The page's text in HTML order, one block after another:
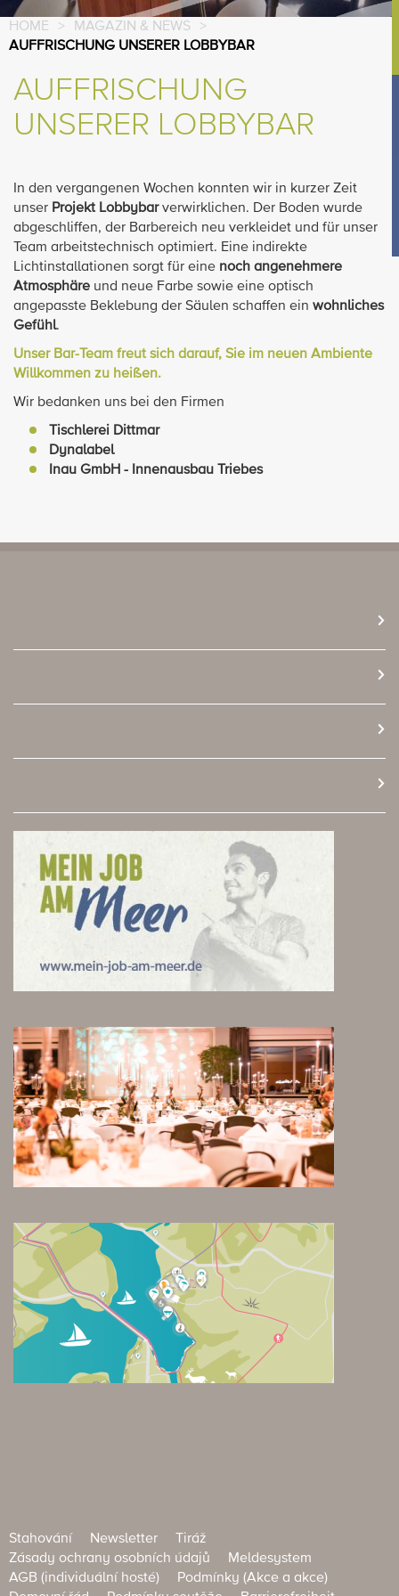
HOME > MAGAZIN & NEWS
>
AUFFRISCHUNG UNSERER LOBBYBAR
AUFFRISCHUNG
UNSERER LOBBYBAR
In den vergangenen Wochen konnten wir in kurzer Zeit
unser Projekt Lobbybarverwirklichen. Der Boden wurde
abgeschliffen, der Barbereich neu verkleidet und für unser
Team arbeitstechnisch optimiert. Eine indirekte
Lichtinstallationen sorgt für eine noch angenehmere
Atmosphäre und neue Farbe sowie eine optisch
angepasste Beklebung der Säulen schaffen ein wohnliches
Gefühl.
Unser Bar-Team freut sich darauf, Sie im neuen Ambiente
Willkommen zu heißen.
Wir bedanken uns bei den Firmen
Tischlerei Dittmar
Dynalabel
Inau GmbH - Innenausbau Triebes
Stahování Newsletter
Tiráž
Zásady ochrany osobních údajů
Meldesystem
AGB (individuální hosté)
Podmínky (Akce a akce)